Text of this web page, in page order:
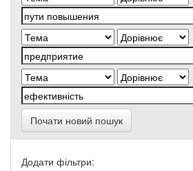
Почати новий пошук
Додати фільтри: